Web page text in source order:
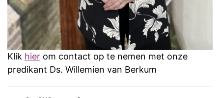
Klik hier om contact op te nemen met onze
predikant Ds. Willemien van Berkum